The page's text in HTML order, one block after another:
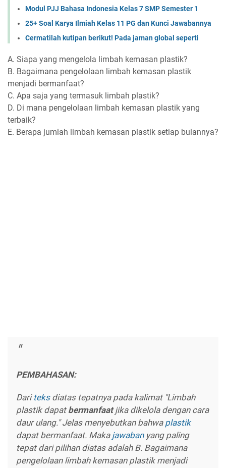
Modul PJJ Bahasa Indonesia Kelas 7 SMP Semester 1
25+ Soal Karya Ilmiah Kelas 11 PG dan Kunci Jawabannya
Cermatilah kutipan berikut! Pada jaman global seperti
A. Siapa yang mengelola limbah kemasan plastik?
B. Bagaimana pengelolaan limbah kemasan plastik
menjadi bermanfaat?
C. Apa saja yang termasuk limbah plastik?
D. Di mana pengelolaan limbah kemasan plastik yang
terbaik?
E. Berapa jumlah limbah kemasan plastik setiap bulannya?
PEMBAHASAN:
Dari teksdiatas tepatnya pada kalimat "Limbah
plastik dapat bermanfaatjika dikelola dengan cara
daur ulang." Jelas menyebutkan bahwa plastik
dapat bermanfaat. Maka jawabanyang paling
tepat dari pilihan diatas adalah B. Bagaimana
pengelolaan limbah kemasan plastik menjadi